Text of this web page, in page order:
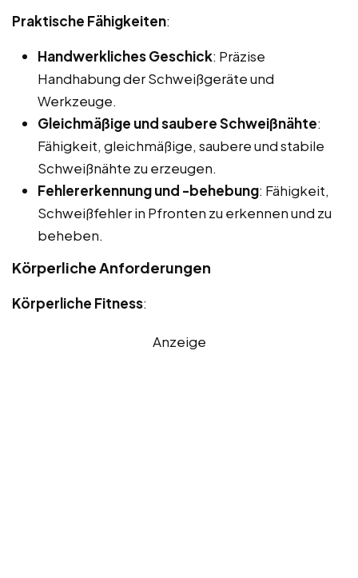
Praktische Fähigkeiten:
Handwerkliches Geschick: Präzise
Handhabung der Schweißgeräte und
Werkzeuge.
Gleichmäßige und saubere Schweißnähte:
Fähigkeit, gleichmäßige, saubere und stabile
Schweißnähte zu erzeugen.
Fehlererkennung und -behebung: Fähigkeit,
Schweißfehler in Pfronten zu erkennen und zu
beheben.
Körperliche Anforderungen
Körperliche Fitness:
Anzeige